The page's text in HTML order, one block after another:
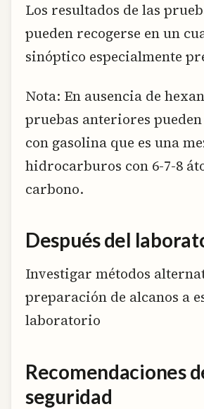
Los resultados de las
pueden recogerse en un
sinóptico especialmente
Nota: En ausencia de
pruebas anteriores
con gasolina que es una
hidrocarburos con 6-7-8
carbono.
Después del
Investigar métodos
preparación de alcanos a
laboratorio
Recomendaciones
seguridad